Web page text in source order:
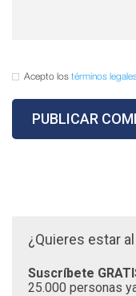
Acepto los términos
¿Quieres estar
Suscríbete
25.000 personas